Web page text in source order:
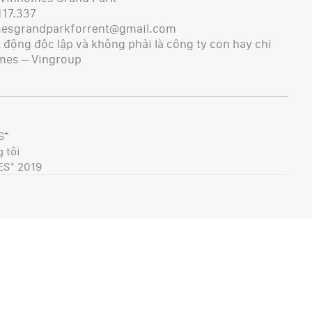
độc lập và không phải là công ty con hay chi
– Vingroup
+
tôi
+ 2019